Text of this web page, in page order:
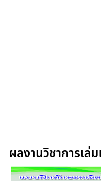
ผลงานวิชาการเล่